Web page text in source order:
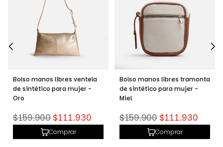
Bolso manos libres ventela
de sintético para mujer -
Oro
Precio
habitual
$159.900 $111.930
Comprar
Bolso manos libres tramonta
de sintético para mujer -
Miel
Precio
habitual
$159.900 $111.930
Comprar